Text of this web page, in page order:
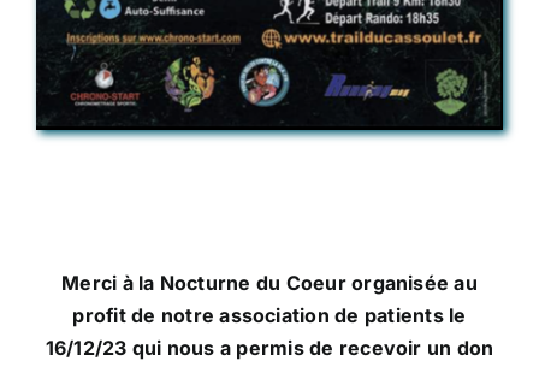
Merci à la Nocturne du Coeur organisée au
profit de notre association de patients le
16/12/23 qui nous a permis de recevoir un don